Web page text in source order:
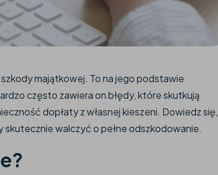
majątkowej. To na jego podstawie
często zawiera on błędy, które skutkują
dopłaty z własnej kieszeni. Dowiedz się,
skutecznie walczyć o pełne odszkodowanie.